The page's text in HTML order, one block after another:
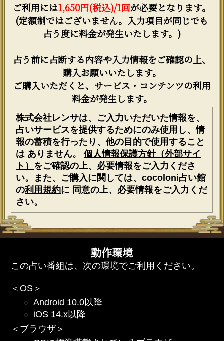
ご利用には1,650円(税込)/1回が必要となります。
(定額制ではございません。入力項目が同じでも
占う度に料金が発生いたします。)
占う前に占断する内容や入力情報をご確認の上、
購入お願いいたします。
ご購入いただくと、サービス・コンテンツの利用
料金が発生します。
株式会社レンサは、ご入力いただいた情報を、
占いサービスを提供するためにのみ使用し、情
報の蓄積を行ったり、他の目的で使用すること
は ありません。個人情報保護方針（外部サイ
ト） をご確認の上、必要情報をご入力くださ
い。また、ご購入に関しては、cocoloni占い館
の利用規約に 同意の上、必要情報をご入力くだ
さい。
動作環境
この占い番組は、次の環境でご利用ください。
＜OS＞
Android 10.0以降
iOS 14.x以降
＜ブラウザ＞